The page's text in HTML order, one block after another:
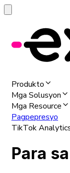
Produkto
Mga Solusyon
Mga Resource
Pagpepresyo
TikTok
Para